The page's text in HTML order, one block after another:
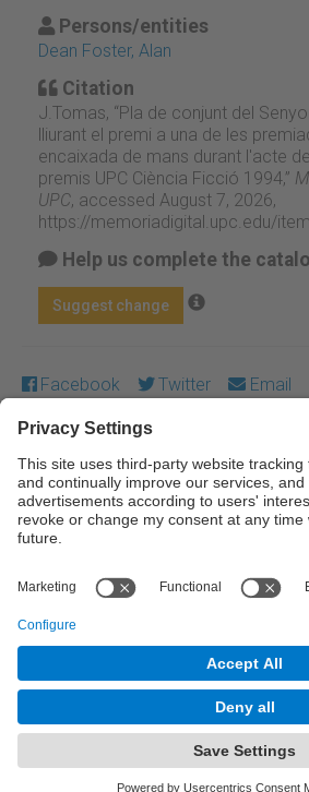
Persons/entities
Dean Foster, Alan
Citation
J.Tomas, “Pla de conjunt del
lliurant el premi a una de les
encaixada de mans durant l'acte
premis UPC Ciència Ficció 1994,”
UPC, accessed August 7, 2026,
https://memoriadigital.upc.edu/
Help us complete the
Suggest change
Facebook Twitter Email
Except where otherwise noted,
licensed under a Creative Commons
NonCommercial-NoDerivs 4.0 Generic
© UPC Universitat Politècnica
BarcelonaTech
Legal warning